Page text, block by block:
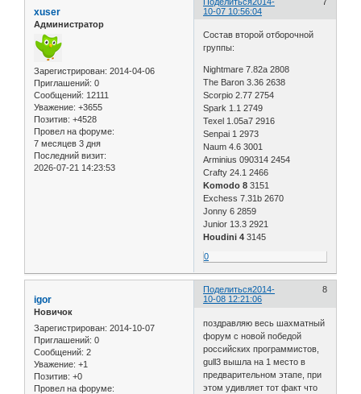
10-07 10:56:04
xuser
Администратор
Зарегистрирован: 2014-04-06
Приглашений: 0
Сообщений: 12111
Уважение: +3655
Позитив: +4528
Провел на форуме:
7 месяцев 3 дня
Последний визит:
2026-07-21 14:23:53
Состав второй отборочной
группы:
Nightmare 7.82a 2808
The Baron 3.36 2638
Scorpio 2.77 2754
Spark 1.1 2749
Texel 1.05a7 2916
Senpai 1 2973
Naum 4.6 3001
Arminius 090314 2454
Crafty 24.1 2466
Komodo 8 3151
Exchess 7.31b 2670
Jonny 6 2859
Junior 13.3 2921
Houdini 4 3145
0
Поделиться 8
2014-
10-08 12:21:06
igor
Новичок
Зарегистрирован: 2014-10-07
Приглашений: 0
Сообщений: 2
Уважение: +1
Позитив: +0
Провел на форуме:
поздравляю весь шахматный
форум с новой победой
российских программистов,
gull3 вышла на 1 место в
предварительном этапе, при
этом удивляет тот факт что